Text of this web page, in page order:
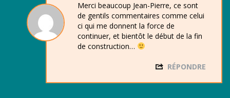
Merci beaucoup Jean-Pierre, ce sont
de gentils commentaires comme celui
ci qui me donnent la force de
continuer, et bientôt le début de la fin
de construction…
RÉPONDRE